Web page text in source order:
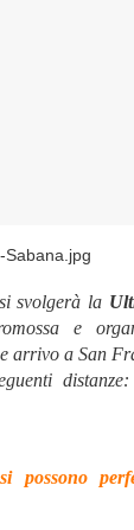
svolgerà la
e
arrivo a San
distanze:
possono